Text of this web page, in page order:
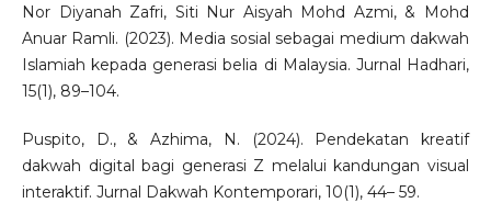
Nor Diyanah Zafri, Siti Nur Aisyah Mohd Azmi, & Mohd
Anuar Ramli. (2023). Media sosial sebagai medium dakwah
Islamiah kepada generasi belia di Malaysia. Jurnal Hadhari,
15(1), 89–104.
Puspito, D., & Azhima, N. (2024). Pendekatan kreatif
dakwah digital bagi generasi Z melalui kandungan visual
interaktif. Jurnal Dakwah Kontemporari, 10(1), 44– 59.